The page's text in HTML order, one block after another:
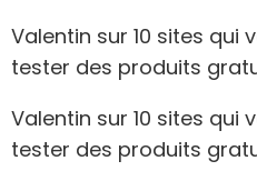
Valentin sur 10 sites qui
tester des produits
Valentin sur 10 sites qui
tester des produits